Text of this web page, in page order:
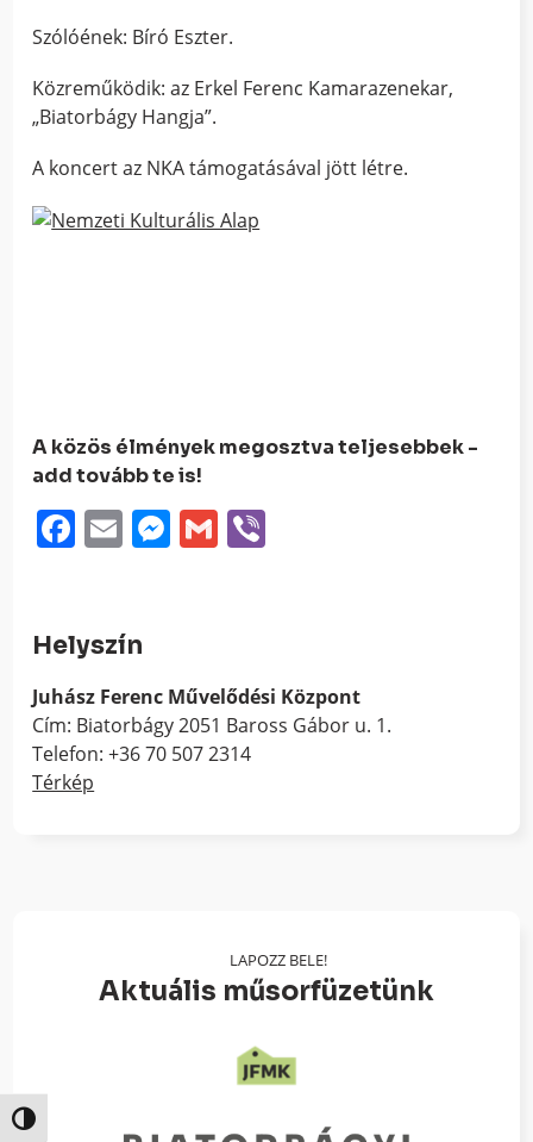
Nagy kontraszt váltása
Szólóének: Bíró Eszter.
Közreműködik: az Erkel Ferenc Kamarazenekar,
„Biatorbágy Hangja”.
A koncert az NKA támogatásával jött létre.
A közös élmények megosztva teljesebbek -
add tovább te is!
Facebook
EmailMessenger
Gmail
Helyszín
Juhász Ferenc Művelődési Központ
Cím: Biatorbágy 2051 Baross Gábor u. 1.
Telefon: +36 70 507 2314
Térkép
LAPOZZ BELE!
Aktuális műsorfüzetünk